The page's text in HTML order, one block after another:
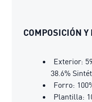
COMPOSICIÓN
Exterior:
38.6%
Forro:
Plantilla: